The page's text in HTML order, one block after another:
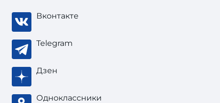
Вконтакте
Telegram
Дзен
Одноклассники